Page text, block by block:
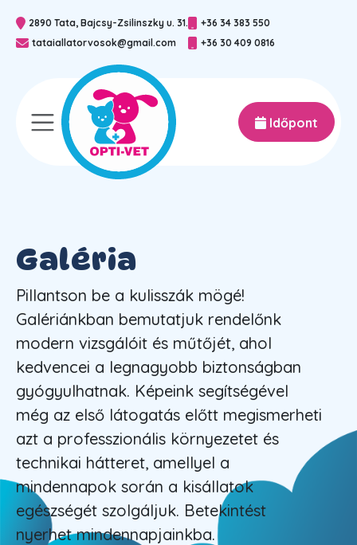
2890 Tata, Bajcsy-Zsilinszky u. 31.
tataiallatorvosok@gmail.com
+36 34 383 550
+36 30 409 0816
kezelünk?
diagnosztika
Időpont
Galéria
Pillantson be a kulisszák mögé!
Galériánkban bemutatjuk rendelőnk
modern vizsgálóit és műtőjét, ahol
kedvencei a legnagyobb biztonságban
gyógyulhatnak. Képeink segítségével
még az első látogatás előtt megismerheti
azt a professzionális környezetet és
technikai hátteret, amellyel a
mindennapok során a kisállatok
egészségét szolgáljuk. Betekintést
nyerhet mindennapjainkba.